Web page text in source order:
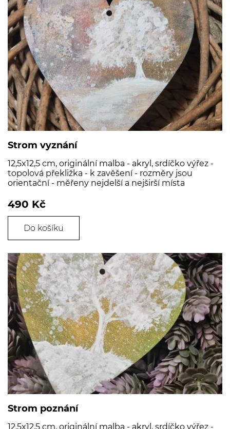
Strom vyznání
12,5x12,5 cm, originální malba - akryl, srdíčko výřez -
topolová překližka - k zavěšení - rozměry jsou
orientační - měřeny nejdelší a nejširší místa
490 Kč
Do košíku
Strom poznání
12,5x12,5 cm, originální malba - akryl, srdíčko výřez -